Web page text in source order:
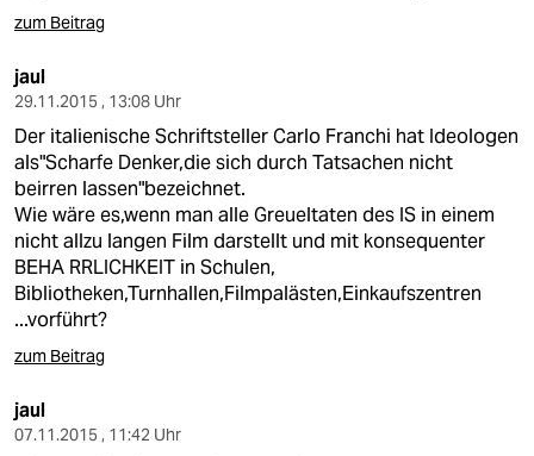
zum Beitrag
jaul
29.11.2015 , 13:08 Uhr
Der italienische Schriftsteller Carlo Franchi hat Ideologen
als"Scharfe Denker,die sich durch Tatsachen nicht
beirren lassen"bezeichnet.
Wie wäre es,wenn man alle Greueltaten des IS in einem
nicht allzu langen Film darstellt und mit konsequenter
BEHA RRLICHKEIT in Schulen,
Bibliotheken,Turnhallen,Filmpalästen,Einkaufszentren
...vorführt?
zum Beitrag
jaul
07.11.2015 , 11:42 Uhr